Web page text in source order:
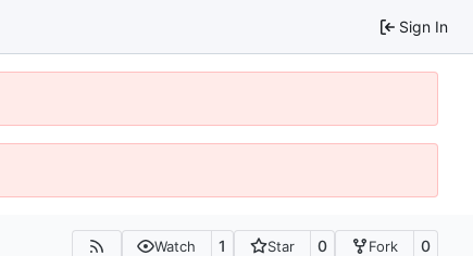
Sign In
Watch 1 Star 0 Fork 0